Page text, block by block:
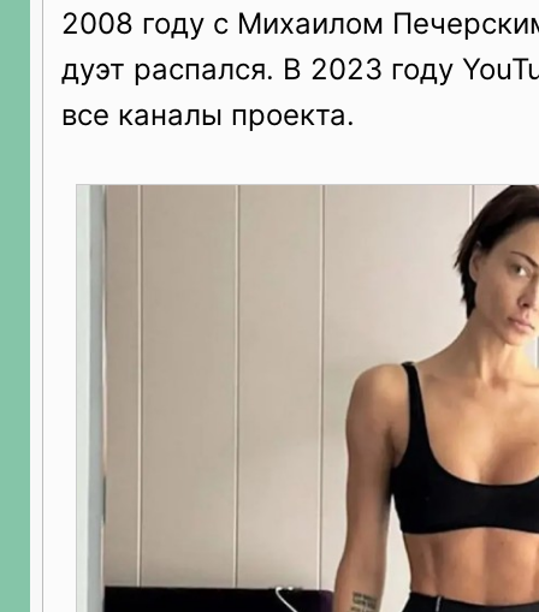
2008 году с Михаилом
дуэт распался. В 2023 году
все каналы проекта.